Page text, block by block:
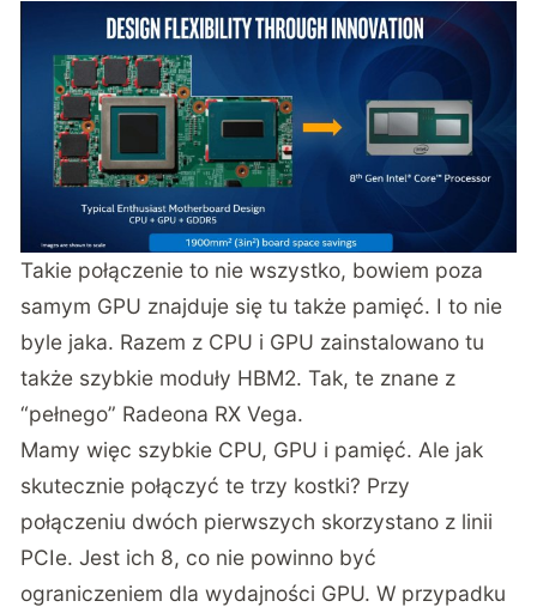
Takie połączenie to nie wszystko, bowiem poza
samym GPU znajduje się tu także pamięć. I to nie
byle jaka. Razem z CPU i GPU zainstalowano tu
także szybkie moduły HBM2. Tak, te znane z
“pełnego” Radeona RX Vega.
Mamy więc szybkie CPU, GPU i pamięć. Ale jak
skutecznie połączyć te trzy kostki? Przy
połączeniu dwóch pierwszych skorzystano z linii
PCIe. Jest ich 8, co nie powinno być
ograniczeniem dla wydajności GPU. W przypadku